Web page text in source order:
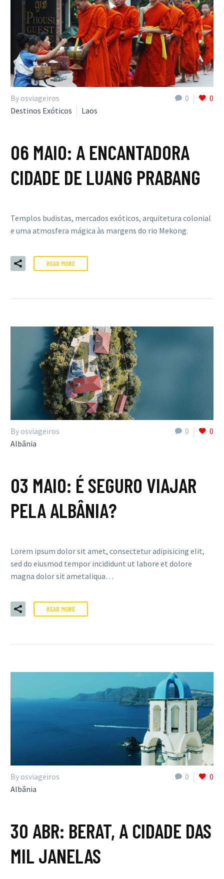
0 0
By osviageiros
Destinos Exóticos
Laos
06 MAIO: A ENCANTADORA
CIDADE DE LUANG PRABANG
Templos budistas, mercados exóticos, arquitetura colonial
e uma atmosfera mágica às margens do rio Mekong.
READ MORE
0 0
By osviageiros
Albânia
03 MAIO: É SEGURO VIAJAR
PELA ALBÂNIA?
Lorem ipsum dolor sit amet, consectetur adipisicing elit,
sed do eiusmod tempor incididunt ut labore et dolore
magna dolor sit ametaliqua…
READ MORE
0 0
By osviageiros
Albânia
30 ABR: BERAT, A CIDADE DAS
MIL JANELAS